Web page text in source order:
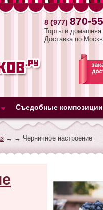
8 (977) 870-
Торты и домашняя
Доставка по
Съедобные композиции
→ → Черничное настроение